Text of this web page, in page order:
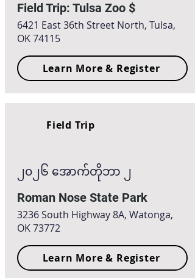
Field Trip: Tulsa Zoo $
6421 East 36th Street North, Tulsa,
OK 74115
Learn More & Register
Field Trip
၂၀၂၆ အောက်တိုဘာ ၂
Roman Nose State Park
3236 South Highway 8A, Watonga,
OK 73772
Learn More & Register